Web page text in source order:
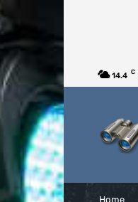
14.4 C
Home